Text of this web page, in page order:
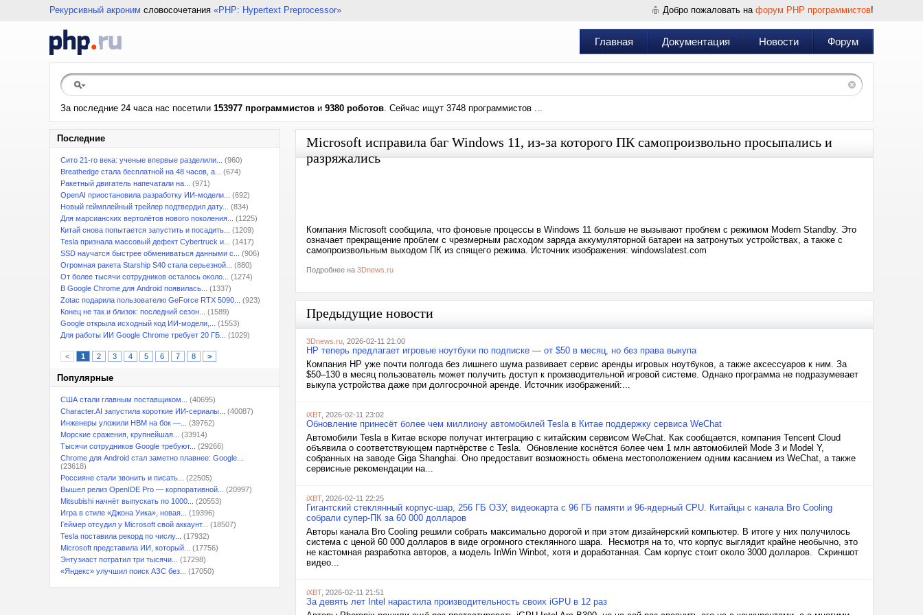
Рекурсивный акроним словосочетания «PHP: Hypertext Preprocessor» Добро пожаловать на форум PHP программистов!
Главная Документация Новости Форум
За последние 24 часа нас посетили 153977 программистов и 9380 роботов. Сейчас ищут 3748 программистов ...
Последние
Сито 21-го века: ученые впервые разделили...
(960)
Breathedge стала бесплатной на 48 часов, а...
(674)
Ракетный двигатель напечатали на...
(971)
OpenAI приостановила разработку ИИ-модели...
(692)
Новый геймплейный трейлер подтвердил дату...
(834)
Для марсианских вертолётов нового поколения...
(1225)
Китай снова попытается запустить и посадить...
(1209)
Tesla признала массовый дефект Cybertruck и...
(1417)
SSD научатся быстрее обмениваться данными с...
(906)
Огромная ракета Starship S40 стала серьезной...
(880)
От более тысячи сотрудников осталось около...
(1274)
В Google Chrome для Android появилась...
(1337)
Zotac подарила пользователю GeForce RTX 5090...
(923)
Конец не так и близок: последний сезон...
(1589)
Google открыла исходный код ИИ-модели,...
(1553)
Для работы ИИ Google Chrome требует 20 ГБ...
(1029)
< 1 2 3 4 5 6 7 8 >
Популярные
США стали главным поставщиком...
(40695)
Character.AI запустила короткие ИИ-сериалы...
(40087)
Инженеры уложили HBM на бок —...
(39762)
Морские сражения, крупнейшая...
(33914)
Тысячи сотрудников Google требуют...
(29266)
Chrome для Android стал заметно плавнее: Google...
(23618)
Россияне стали звонить и писать...
(22505)
Вышел релиз OpenIDE Pro — корпоративной...
(20997)
Mitsubishi начнёт выпускать по 1000...
(20553)
Игра в стиле «Джона Уика», новая...
(19396)
Геймер отсудил у Microsoft свой аккаунт...
(18507)
Tesla поставила рекорд по числу...
(17932)
Microsoft представила ИИ, который...
(17756)
Энтузиаст потратил три тысячи...
(17298)
«Яндекс» улучшил поиск АЗС без...
(17050)
Microsoft исправила баг Windows 11, из-за которого ПК самопроизвольно просыпались и
разряжались
Компания Microsoft сообщила, что фоновые процессы в Windows 11 больше не вызывают проблем с режимом Modern Standby. Это
означает прекращение проблем с чрезмерным расходом заряда аккумуляторной батареи на затронутых устройствах, а также с
самопроизвольным выходом ПК из спящего режима. Источник изображения: windowslatest.com
Подробнее на 3Dnews.ru
Предыдущие новости
3Dnews.ru , 2026-02-11 21:00
HP теперь предлагает игровые ноутбуки по подписке — от $50 в месяц, но без права выкупа
Компания HP уже почти полгода без лишнего шума развивает сервис аренды игровых ноутбуков, а также аксессуаров к ним. За
$50–130 в месяц пользователь может получить доступ к производительной игровой системе. Однако программа не подразумевает
выкупа устройства даже при долгосрочной аренде. Источник изображений:...
iXBT, 2026-02-11 23:02
Обновление принесёт более чем миллиону автомобилей Tesla в Китае поддержку сервиса WeChat
Автомобили Tesla в Китае вскоре получат интеграцию с китайским сервисом WeChat. Как сообщается, компания Tencent Cloud
объявила о соответствующем партнёрстве с Tesla. Обновление коснётся более чем 1 млн автомобилей Mode 3 и Model Y,
собранных на заводе Giga Shanghai. Оно предоставит возможность обмена местоположением одним касанием из WeChat, а также
сервисные рекомендации на...
iXBT, 2026-02-11 22:25
Гигантский стеклянный корпус-шар, 256 ГБ ОЗУ, видеокарта с 96 ГБ памяти и 96-ядерный CPU. Китайцы с канала Bro Cooling
собрали супер-ПК за 60 000 долларов
Авторы канала Bro Cooling решили собрать максимально дорогой и при этом дизайнерский компьютер. В итоге у них получилось
система с ценой 60 000 долларов в виде огромного стеклянного шара. Несмотря на то, что корпус выглядит крайне необычно, это
не кастомная разработка авторов, а модель InWin Winbot, хотя и доработанная. Сам корпус стоит около 3000 долларов. Скриншот
видео...
iXBT, 2026-02-11 21:51
За девять лет Intel нарастила производительность своих iGPU в 12 раз